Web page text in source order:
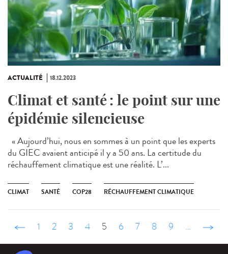
ACTUALITÉ 18.12.2023
Climat et santé : le point sur une
épidémie silencieuse
« Aujourd’hui, nous en sommes à un point que les experts
du GIEC avaient anticipé il y a 50 ans. La certitude du
réchauffement climatique est une réalité. L’...
CLIMAT SANTÉ COP28 RÉCHAUFFEMENT CLIMATIQUE
‹ précédent
1 2 3 4 5 6 7 8 9 …